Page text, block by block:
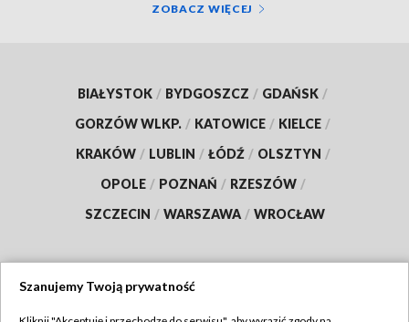
ZOBACZ WIĘCEJ
BIAŁYSTOK / BYDGOSZCZ / GDAŃSK /
GORZÓW WLKP. / KATOWICE / KIELCE /
KRAKÓW / LUBLIN / ŁÓDŹ / OLSZTYN /
OPOLE / POZNAŃ / RZESZÓW /
SZCZECIN / WARSZAWA / WROCŁAW
Szanujemy Twoją prywatność